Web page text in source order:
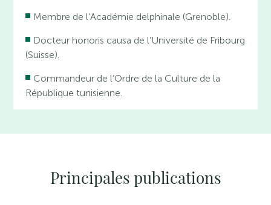
Membre de l’Académie delphinale (Grenoble).
Docteur honoris causa de l’Université de Fribourg
(Suisse).
Commandeur de l’Ordre de la Culture de la
République tunisienne.
Principales publications